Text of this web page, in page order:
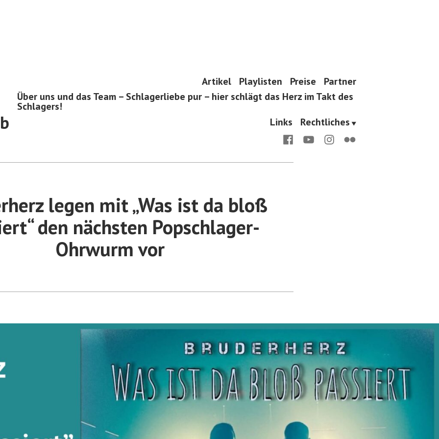
Artikel Playlisten Preise
Partner
Über uns und das Team – Schlagerliebe pur – hier schlägt das Herz im Takt des
Schlagers!
Links
Rechtliches
FacebookYoutubeInstagram
Flickr
legen mit „Was ist da bloß
den nächsten Popschlager-
Ohrwurm vor